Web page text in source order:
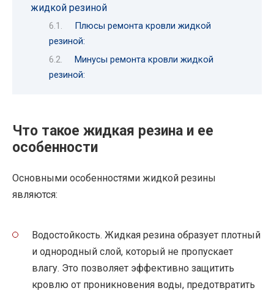
жидкой резиной
Плюсы ремонта кровли жидкой
резиной:
Минусы ремонта кровли жидкой
резиной:
Что такое жидкая резина и ее
особенности
Основными особенностями жидкой резины
являются:
Водостойкость. Жидкая резина образует плотный
и однородный слой, который не пропускает
влагу. Это позволяет эффективно защитить
кровлю от проникновения воды, предотвратить